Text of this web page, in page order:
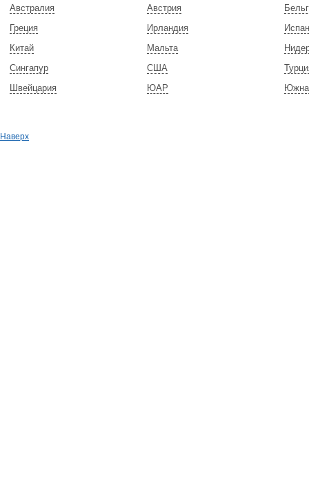
Австралия Австрия
Греция
Ирландия
Китай
Мальта
Сингапур
США
Швейцария
ЮАР
Наверх